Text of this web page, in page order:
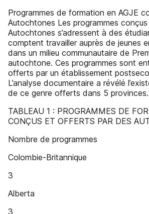
Programmes de formation en AGJE
Autochtones Les programmes
Autochtones s’adressent à des
comptent travailler auprès de jeunes
dans un milieu communautaire de
autochtone. Ces programmes sont
offerts par un établissement
L’analyse documentaire a révélé
de ce genre offerts dans 5 provinces.
TABLEAU 1 : PROGRAMMES DE
CONÇUS ET OFFERTS PAR DES
Nombre de programmes
Colombie-Britannique
3
Alberta
3